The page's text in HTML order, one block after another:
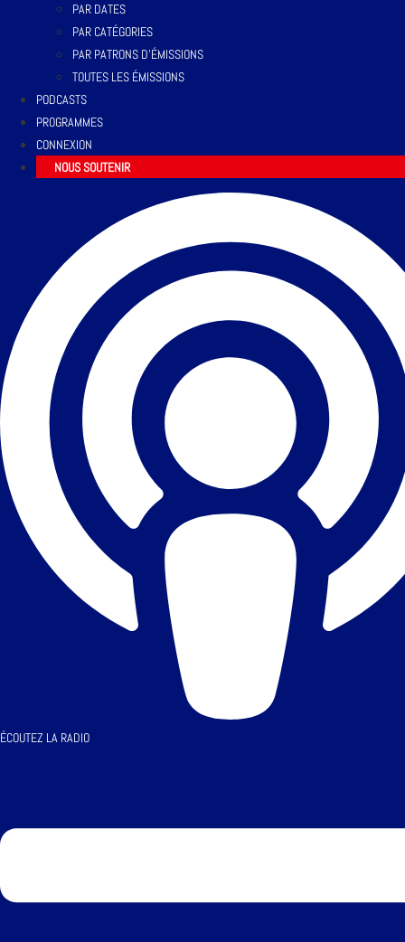
PAR DATES
PAR CATÉGORIES
PAR PATRONS D’ÉMISSIONS
TOUTES LES ÉMISSIONS
PODCASTS
PROGRAMMES
CONNEXION
NOUS SOUTENIR
ÉCOUTEZ LA RADIO